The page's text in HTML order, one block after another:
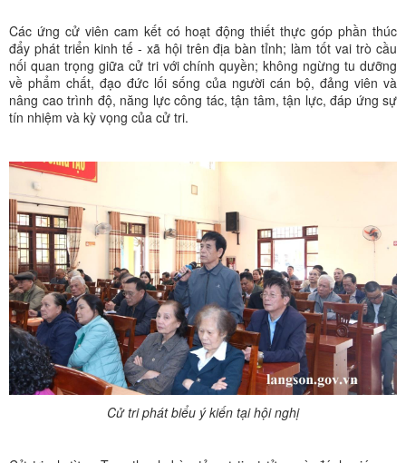
Các ứng cử viên cam kết có hoạt động thiết thực góp phần thúc
đẩy phát triển kinh tế - xã hội trên địa bàn tỉnh; làm tốt vai trò cầu
nối quan trọng giữa cử tri với chính quyền; không ngừng tu dưỡng
về phẩm chất, đạo đức lối sống của người cán bộ, đảng viên và
nâng cao trình độ, năng lực công tác, tận tâm, tận lực, đáp ứng sự
tín nhiệm và kỳ vọng của cử tri.
Cử tri phát biểu ý kiến tại hội nghị